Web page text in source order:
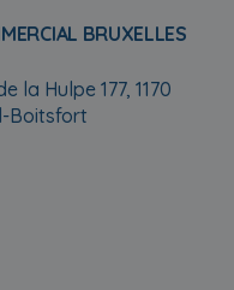
BRUXELLES
la Hulpe 177, 1170
Boitsfort